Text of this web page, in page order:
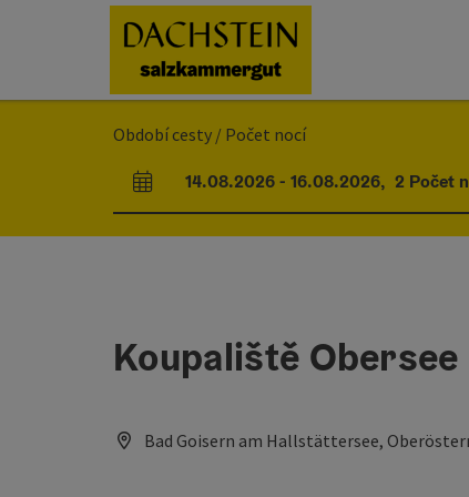
Accesskey
Accesskey
[1]
Začátek stránky Accesskey
[2]
Období cesty / Počet nocí
Pole příjezdu a odjezdu
14.08.2026- 16.08.2026, 2 Počet
Koupaliště Obersee
Bad Goisern am Hallstättersee,